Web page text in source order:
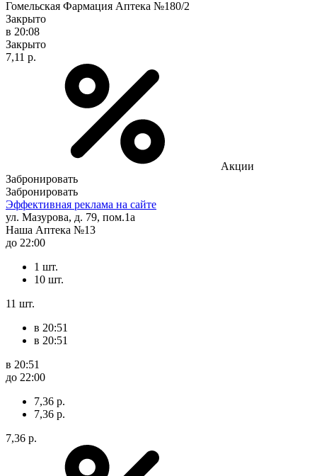
Гомельская Фармация Аптека №180/2
Закрыто
в 20:08
Закрыто
7,11 р.
Акции
Забронировать
Забронировать
Эффективная реклама на сайте
ул. Мазурова, д. 79, пом.1а
Наша Аптека №13
до 22:00
1 шт.
10 шт.
11 шт.
в 20:51
в 20:51
в 20:51
до 22:00
7,36 р.
7,36 р.
7,36 р.